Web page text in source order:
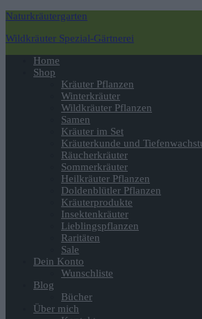
Naturkräutergarten
Wildkräuter Spezial-Gärtnerei
Navigation
umschalten
Home
Shop
Kräuter Pflanzen
Winterkräuter
Wildkräuter Pflanzen
Samen
Kräuter im Set
Kräuterkunde und
Räucherkräuter
Sommerkräuter
Heilkräuter Pflanzen
Doldenblütler Pflanzen
Kräuterprodukte
Insektenkräuter
Lieblingspflanzen
Raritäten
Sale
Dein Konto
Wunschliste
Blog
Bücher
Über mich